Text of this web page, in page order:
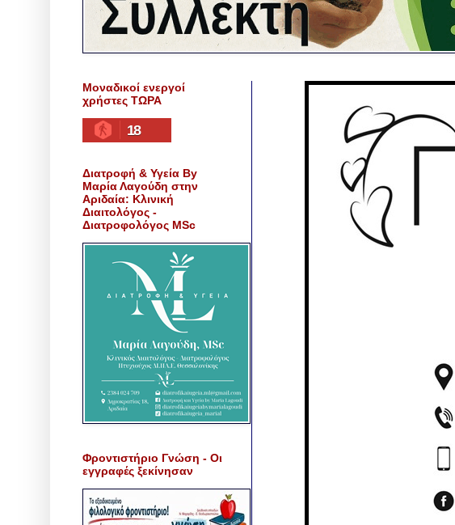
Μοναδικοί ενεργοί
χρήστες ΤΩΡΑ
18
Διατροφή & Υγεία By
Μαρία Λαγούδη στην
Αριδαία: Κλινική
Διαιτολόγος -
Διατροφολόγος MSc
Φροντιστήριο Γνώση - Οι
εγγραφές ξεκίνησαν